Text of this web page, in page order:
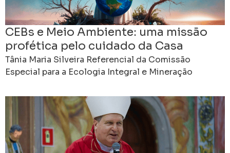
CEBs e Meio Ambiente: uma missão
profética pelo cuidado da Casa
Comum
Tânia Maria Silveira Referencial da Comissão
Especial para a Ecologia Integral e Mineração
Eclesiais de Base